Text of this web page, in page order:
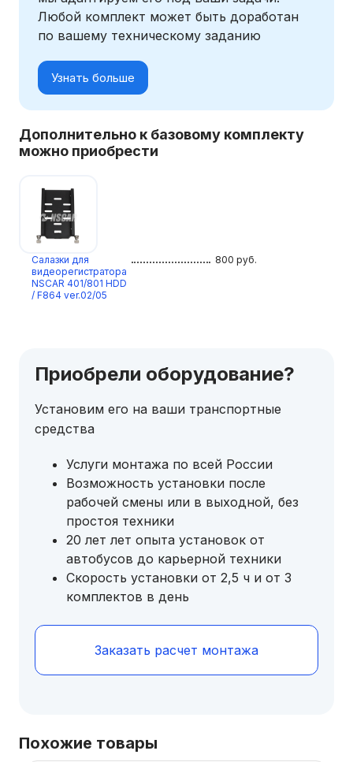
Любой комплект может быть доработан
по вашему техническому заданию
Узнать больше
Дополнительно к базовому комплекту
можно приобрести
Салазки для
видеорегистратора
NSCAR 401/801 HDD
/ F864 ver.02/05
800 руб.
Приобрели оборудование?
Установим его на ваши транспортные
средства
Услуги монтажа по всей России
Возможность установки после
рабочей смены или в выходной, без
простоя техники
20 лет лет опыта установок от
автобусов до карьерной техники
Скорость установки от 2,5 ч и от 3
комплектов в день
Заказать расчет монтажа
Похожие товары